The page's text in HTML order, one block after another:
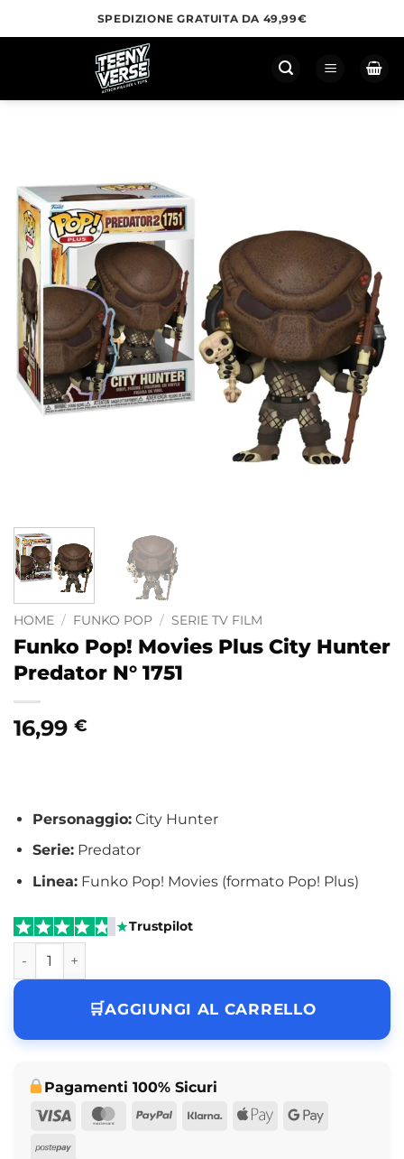
ai
SPEDIZIONE GRATUITA DA 49,99€
HOME / FUNKO POP / SERIE TV FILM
Funko Pop! Movies Plus City Hunter
Predator N° 1751
16,99 €
Personaggio:City Hunter
Serie:Predator
Linea:Funko Pop! Movies (formato Pop! Plus)
Trustpilot
Funko Pop! Movies Plus City Hunter Predator N° 1751
AGGIUNGI AL CARRELLO
Pagamenti 100% Sicuri
Visa
MasterCard
PayPalKlarna Apple Google
Postepay